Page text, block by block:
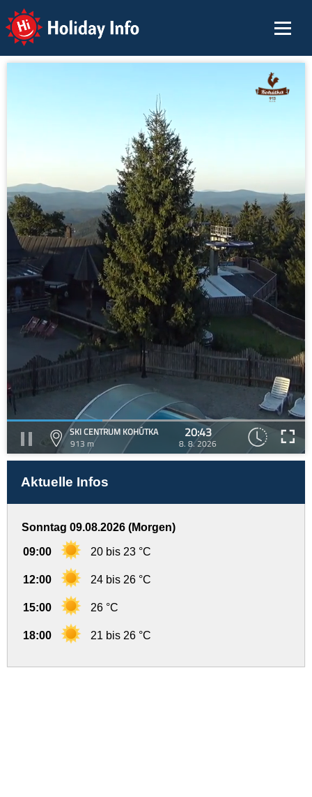
Holiday Info
SKI CENTRUM KOHÚTKA
913 m
20:43
8. 8. 2026
Aktuelle Infos
Sonntag 09.08.2026 (Morgen)
09:00 20 bis 23 °C
12:00 24 bis 26 °C
15:00 26 °C
18:00 21 bis 26 °C